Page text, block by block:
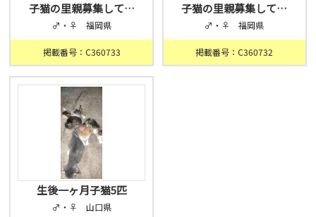
子猫の里親募集して…
♂・♀ 福岡県
掲載番号：C360733
子猫の里親募集して…
♂・♀ 福岡県
掲載番号：C360732
生後一ヶ月子猫5匹
♂・♀ 山口県